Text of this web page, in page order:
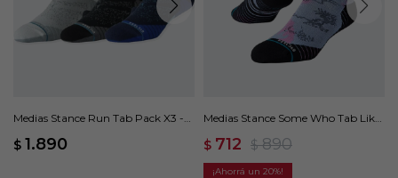
Medias Stance Run Tab Pack X3 -
$ 1.890
Medias Stance Some Who Tab Like
$ 712 $ 890
20